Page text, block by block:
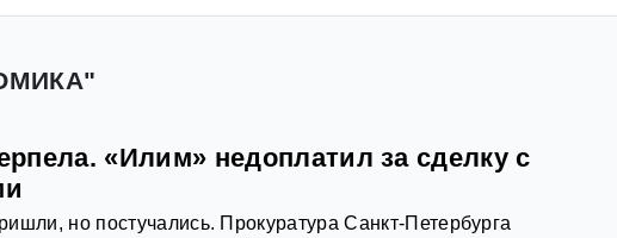
«Илим» недоплатил за сделку с
но постучались. Прокуратура Санкт-Петербурга